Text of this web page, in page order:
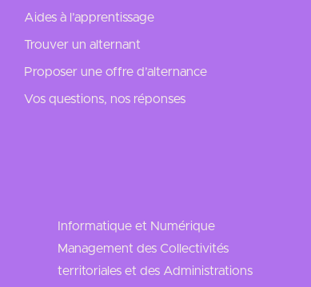
Aides à l’apprentissage
Trouver un alternant
Proposer une offre d’alternance
Vos questions, nos réponses
Informatique et Numérique
Management des Collectivités
territoriales et des Administrations